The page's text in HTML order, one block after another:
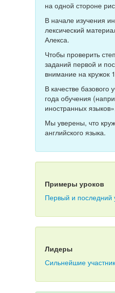
на одной стороне
В начале изучения
лексический
Алекса.
Чтобы проверить
заданий первой и
внимание на кружок
В качестве
года обучения
иностранных
Мы уверены, что
английского языка.
Примеры уроков
Первый и последний
Лидеры
Сильнейшие